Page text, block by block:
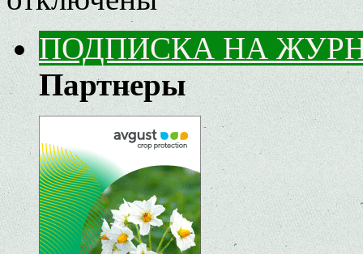
ПОДПИСКА НА
Партнеры